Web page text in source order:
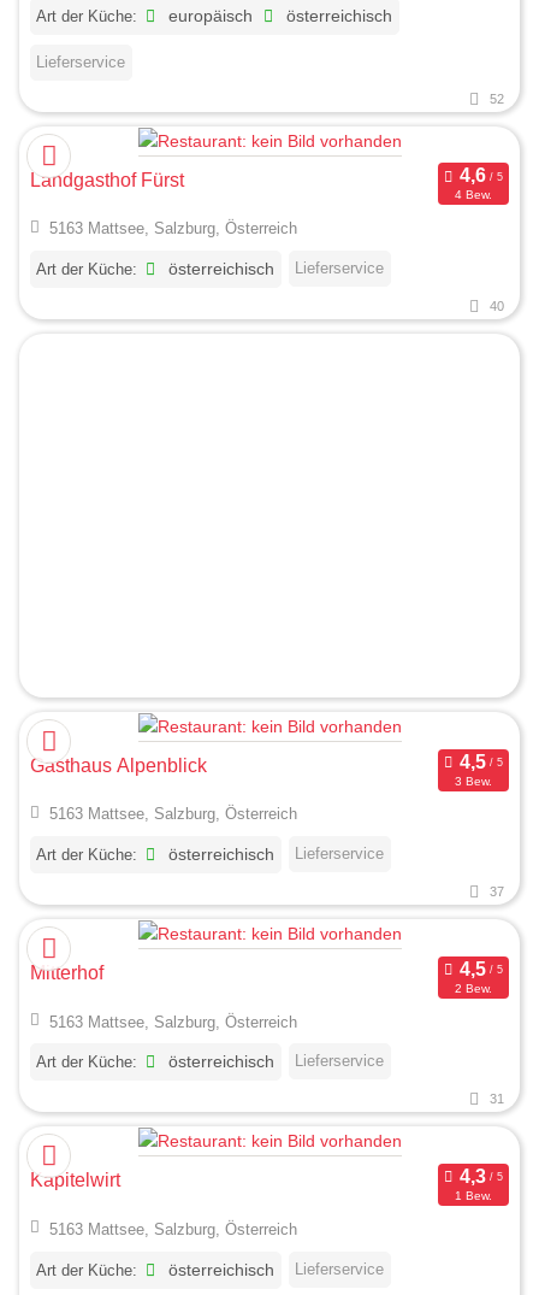
Art der Küche: europäisch österreichisch
Lieferservice
52
Landgasthof Fürst
4 Bew.
5163 Mattsee, Salzburg, Österreich
Art der Küche: österreichisch Lieferservice
40
Gasthaus Alpenblick
3 Bew.
5163 Mattsee, Salzburg, Österreich
Art der Küche: österreichisch Lieferservice
37
Mitterhof
2 Bew.
5163 Mattsee, Salzburg, Österreich
Art der Küche: österreichisch Lieferservice
31
Kapitelwirt
1 Bew.
5163 Mattsee, Salzburg, Österreich
Art der Küche: österreichisch Lieferservice